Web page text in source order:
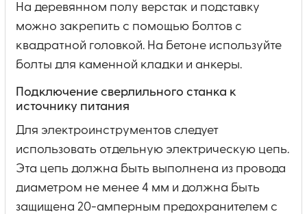
На деревянном полу верстак и подставку
можно закрепить с помощью болтов с
квадратной головкой. На бетоне используйте
болты для каменной кладки и анкеры.
Подключение сверлильного станка к
источнику питания
Для электроинструментов следует
использовать отдельную электрическую цепь.
Эта цепь должна быть выполнена из провода
диаметром не менее 4 мм и должна быть
защищена 20-амперным предохранителем с